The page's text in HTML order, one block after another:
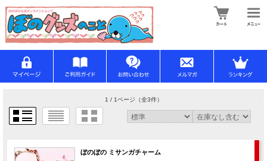
1 / 1ページ（全3件）
ぼのぼの ミサンガチャーム